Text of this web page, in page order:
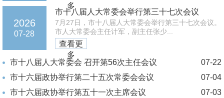
多
2026
07-28
市十八届人大常委会举行第三十七次会议
7月27日，市十八届人大常委会举行第三十七次会议。
市人大常委会主任计军，副主任张少...
查看更
多
市十八届人大常委会 召开第56次主任会议
07-22
市十六届政协举行第二十五次常委会会议
07-04
市十六届政协举行第五十一次主席会议
07-03